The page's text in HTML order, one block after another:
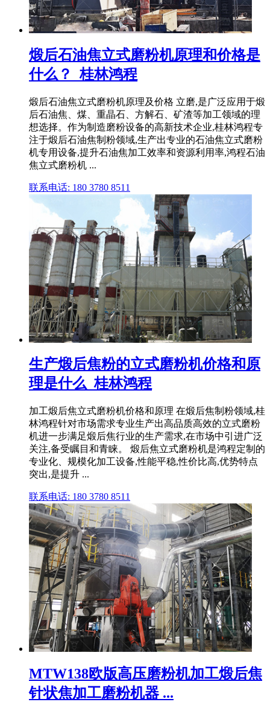
煅后石油焦立式磨粉机原理和价格是
什么？_桂林鸿程
煅后石油焦立式磨粉机原理及价格 立磨,是广泛应用于煅
后石油焦、煤、重晶石、方解石、矿渣等加工领域的理
想选择。作为制造磨粉设备的高新技术企业,桂林鸿程专
注于煅后石油焦制粉领域,生产出专业的石油焦立式磨粉
机专用设备,提升石油焦加工效率和资源利用率,鸿程石油
焦立式磨粉机 ...
联系电话: 180 3780 8511
生产煅后焦粉的立式磨粉机价格和原
理是什么_桂林鸿程
加工煅后焦立式磨粉机价格和原理 在煅后焦制粉领域,桂
林鸿程针对市场需求专业生产出高品质高效的立式磨粉
机进一步满足煅后焦行业的生产需求,在市场中引进广泛
关注,备受瞩目和青睐。 煅后焦立式磨粉机是鸿程定制的
专业化、规模化加工设备,性能平稳,性价比高,优势特点
突出,是提升 ...
联系电话: 180 3780 8511
MTW138欧版高压磨粉机加工煅后焦
针状焦加工磨粉机器 ...